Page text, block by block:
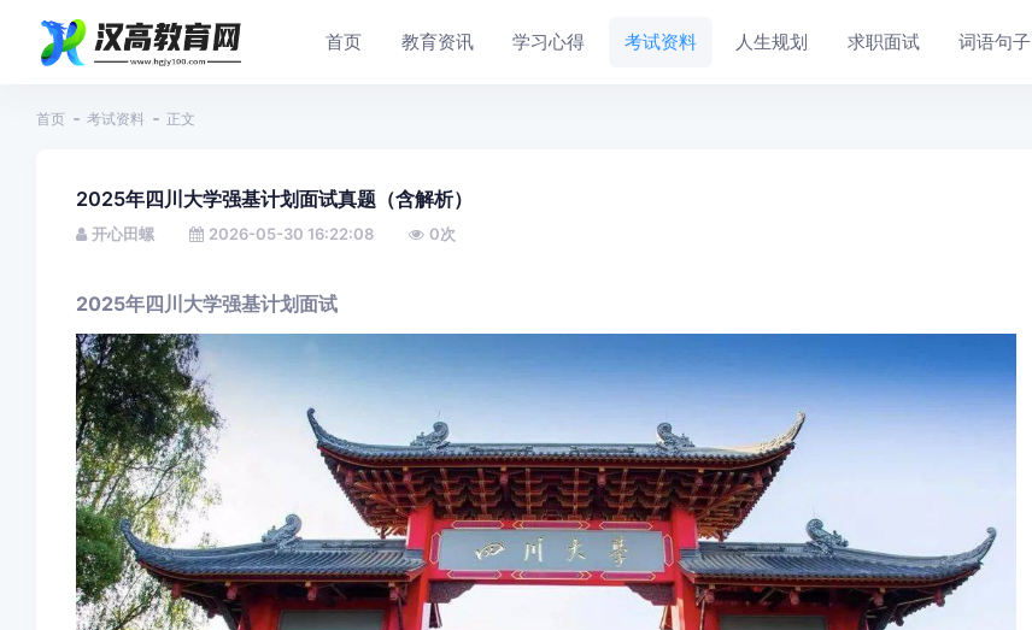
首页 教育资讯 学习心得 考试资料 人生规划 求职面试 词语句子
首页 考试资料 正文
2025年四川大学强基计划面试真题（含解析）
开心田螺 2026-05-30 16:22:08 0次
2025年四川大学强基计划面试